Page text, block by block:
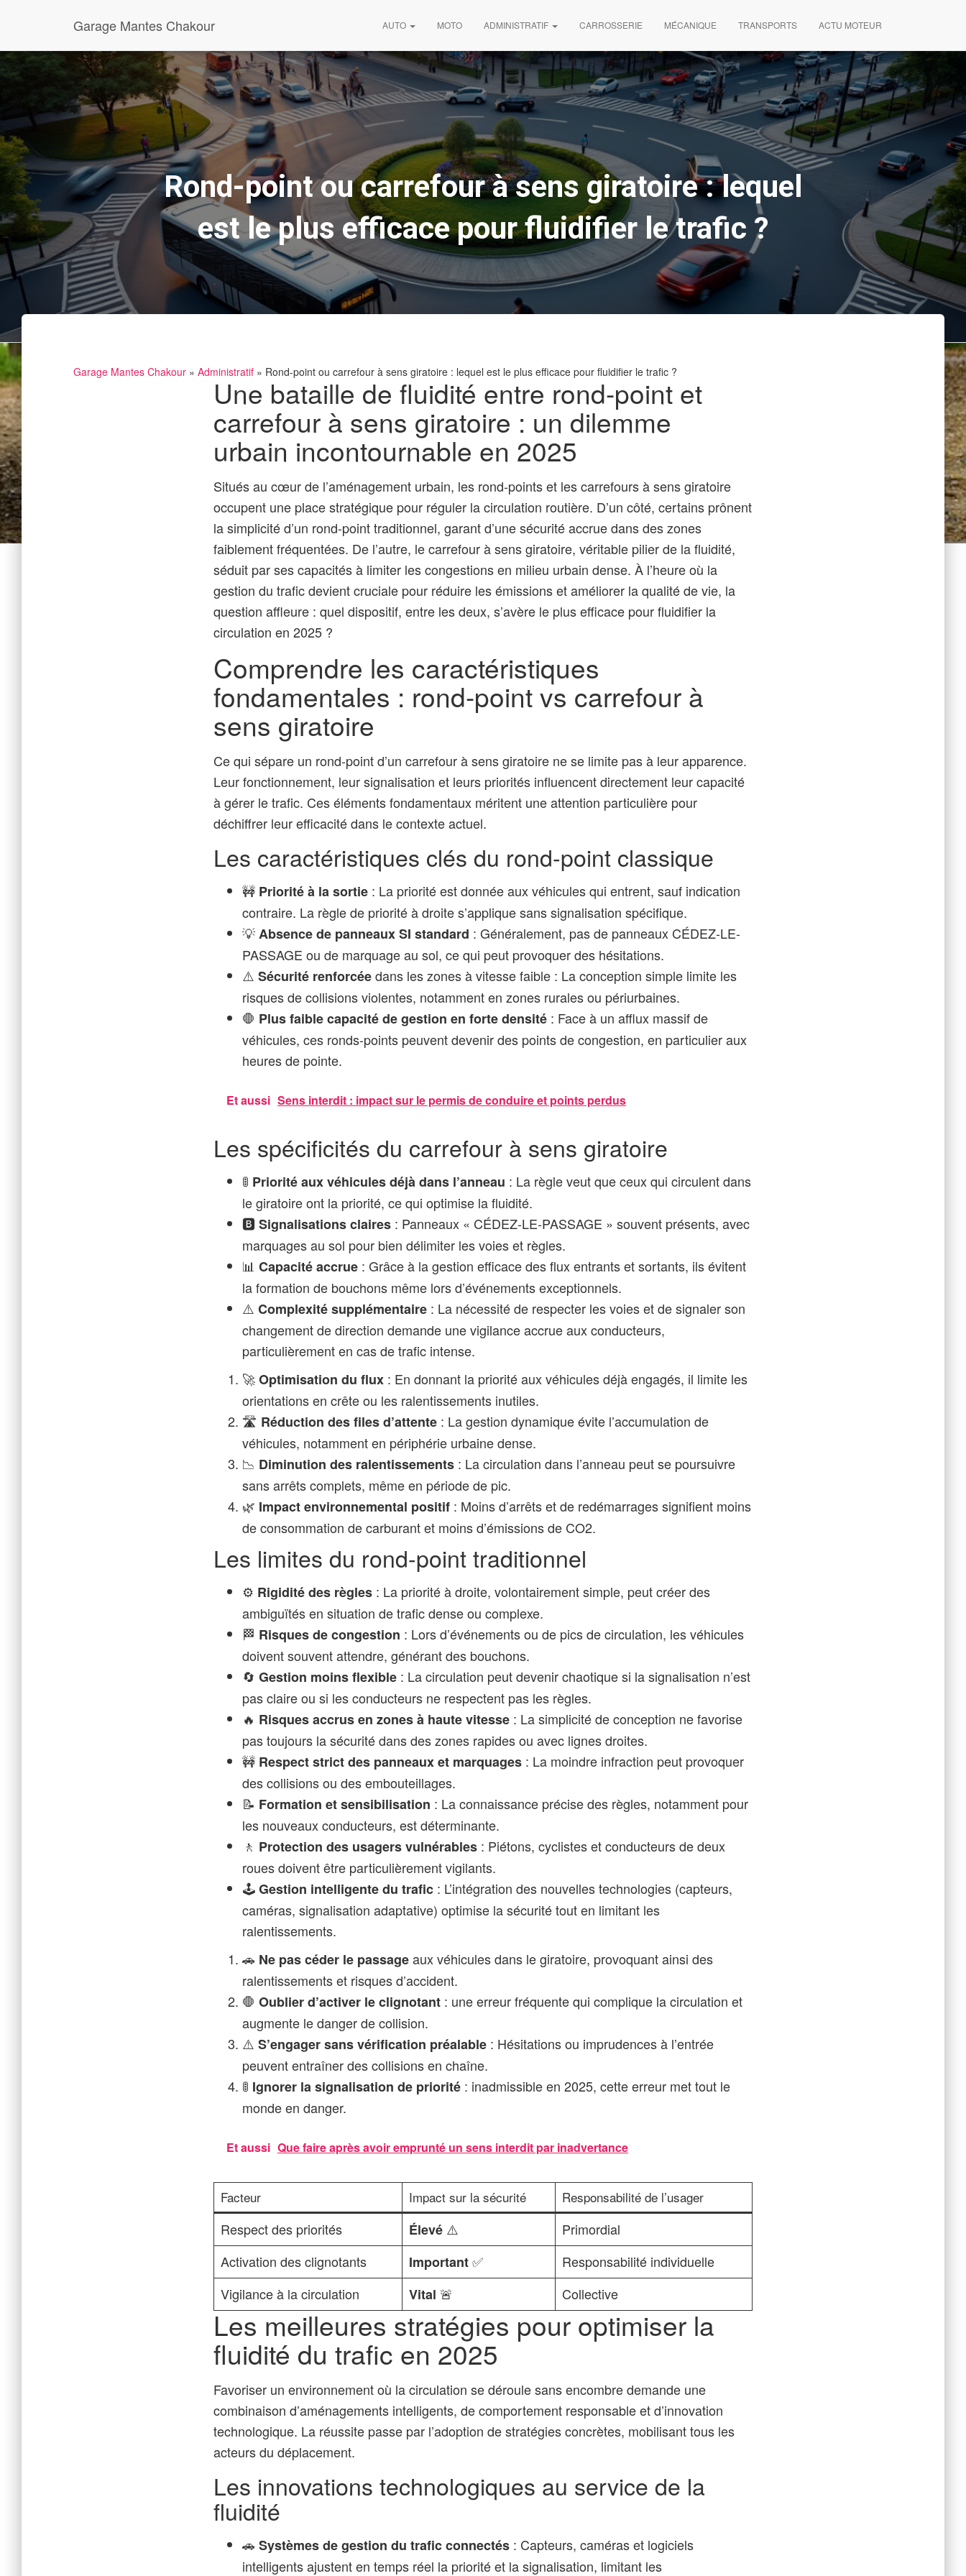
Garage Mantes Chakour AUTO MOTO ADMINISTRATIF CARROSSERIE MÉCANIQUE TRANSPORTS ACTU MOTEUR
Rond-point ou carrefour à sens giratoire : lequel
est le plus efficace pour fluidifier le trafic ?
Garage Mantes Chakour » Administratif » Rond-point ou carrefour à sens giratoire : lequel est le plus efficace pour fluidifier le trafic ?
Une bataille de fluidité entre rond-point et
carrefour à sens giratoire : un dilemme
urbain incontournable en 2025
Situés au cœur de l’aménagement urbain, les rond-points et les carrefours à sens giratoire
occupent une place stratégique pour réguler la circulation routière. D’un côté, certains prônent
la simplicité d’un rond-point traditionnel, garant d’une sécurité accrue dans des zones
faiblement fréquentées. De l’autre, le carrefour à sens giratoire, véritable pilier de la fluidité,
séduit par ses capacités à limiter les congestions en milieu urbain dense. À l’heure où la
gestion du trafic devient cruciale pour réduire les émissions et améliorer la qualité de vie, la
question affleure : quel dispositif, entre les deux, s’avère le plus efficace pour fluidifier la
circulation en 2025 ?
Comprendre les caractéristiques
fondamentales : rond-point vs carrefour à
sens giratoire
Ce qui sépare un rond-point d’un carrefour à sens giratoire ne se limite pas à leur apparence.
Leur fonctionnement, leur signalisation et leurs priorités influencent directement leur capacité
à gérer le trafic. Ces éléments fondamentaux méritent une attention particulière pour
déchiffrer leur efficacité dans le contexte actuel.
Les caractéristiques clés du rond-point classique
🚧 Priorité à la sortie : La priorité est donnée aux véhicules qui entrent, sauf indication
contraire. La règle de priorité à droite s’applique sans signalisation spécifique.
💡Absence de panneaux SI standard : Généralement, pas de panneaux CÉDEZ-LE-
PASSAGE ou de marquage au sol, ce qui peut provoquer des hésitations.
⚠️ Sécurité renforcéedans les zones à vitesse faible : La conception simple limite les
risques de collisions violentes, notamment en zones rurales ou périurbaines.
🛑 Plus faible capacité de gestion en forte densité : Face à un afflux massif de
véhicules, ces ronds-points peuvent devenir des points de congestion, en particulier aux
heures de pointe.
Et aussi Sens interdit : impact sur le permis de conduire et points perdus
Les spécificités du carrefour à sens giratoire
🚦 Priorité aux véhicules déjà dans l’anneau : La règle veut que ceux qui circulent dans
le giratoire ont la priorité, ce qui optimise la fluidité.
🅱️ Signalisations claires : Panneaux « CÉDEZ-LE-PASSAGE » souvent présents, avec
marquages au sol pour bien délimiter les voies et règles.
📊 Capacité accrue : Grâce à la gestion efficace des flux entrants et sortants, ils évitent
la formation de bouchons même lors d’événements exceptionnels.
⚠️ Complexité supplémentaire : La nécessité de respecter les voies et de signaler son
changement de direction demande une vigilance accrue aux conducteurs,
particulièrement en cas de trafic intense.
🚀Optimisation du flux : En donnant la priorité aux véhicules déjà engagés, il limite les
orientations en crête ou les ralentissements inutiles.
🛣️ Réduction des files d’attente : La gestion dynamique évite l’accumulation de
véhicules, notamment en périphérie urbaine dense.
📉 Diminution des ralentissements : La circulation dans l’anneau peut se poursuivre
sans arrêts complets, même en période de pic.
🌿 Impact environnemental positif : Moins d’arrêts et de redémarrages signifient moins
de consommation de carburant et moins d’émissions de CO2.
Les limites du rond-point traditionnel
⚙️ Rigidité des règles : La priorité à droite, volontairement simple, peut créer des
ambiguïtés en situation de trafic dense ou complexe.
🏁 Risques de congestion : Lors d’événements ou de pics de circulation, les véhicules
doivent souvent attendre, générant des bouchons.
🔄 Gestion moins flexible : La circulation peut devenir chaotique si la signalisation n’est
pas claire ou si les conducteurs ne respectent pas les règles.
🔥 Risques accrus en zones à haute vitesse : La simplicité de conception ne favorise
pas toujours la sécurité dans des zones rapides ou avec lignes droites.
🚧 Respect strict des panneaux et marquages : La moindre infraction peut provoquer
des collisions ou des embouteillages.
📝 Formation et sensibilisation : La connaissance précise des règles, notamment pour
les nouveaux conducteurs, est déterminante.
🚶 Protection des usagers vulnérables : Piétons, cyclistes et conducteurs de deux
roues doivent être particulièrement vigilants.
🕹️Gestion intelligente du trafic : L’intégration des nouvelles technologies (capteurs,
caméras, signalisation adaptative) optimise la sécurité tout en limitant les
ralentissements.
🚗 Ne pas céder le passageaux véhicules dans le giratoire, provoquant ainsi des
ralentissements et risques d’accident.
🛑 Oublier d’activer le clignotant : une erreur fréquente qui complique la circulation et
augmente le danger de collision.
⚠️ S’engager sans vérification préalable : Hésitations ou imprudences à l’entrée
peuvent entraîner des collisions en chaîne.
🚦 Ignorer la signalisation de priorité : inadmissible en 2025, cette erreur met tout le
monde en danger.
Et aussi Que faire après avoir emprunté un sens interdit par inadvertance
Facteur Impact sur la sécurité Responsabilité de l’usager
Respect des priorités Élevé ⚠️
Primordial
Activation des clignotants
Important✅
Responsabilité individuelle
Vigilance à la circulation
Vital 🚨 Collective
Les meilleures stratégies pour optimiser la
fluidité du trafic en 2025
Favoriser un environnement où la circulation se déroule sans encombre demande une
combinaison d’aménagements intelligents, de comportement responsable et d’innovation
technologique. La réussite passe par l’adoption de stratégies concrètes, mobilisant tous les
acteurs du déplacement.
Les innovations technologiques au service de la
fluidité
🚗 Systèmes de gestion du trafic connectés : Capteurs, caméras et logiciels
intelligents ajustent en temps réel la priorité et la signalisation, limitant les